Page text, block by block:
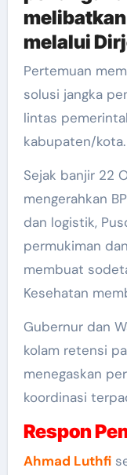
melibatkan
melalui
Pertemuan membahas kondisi terkini serta
solusi jangka
lintas
kabupaten/kota.
Sejak banjir 22
mengerahkan
dan logistik,
permukiman
membuat
Kesehatan
Gubernur dan
kolam retensi
menegaskan
koordinasi
Respon
Ahmad Luthf